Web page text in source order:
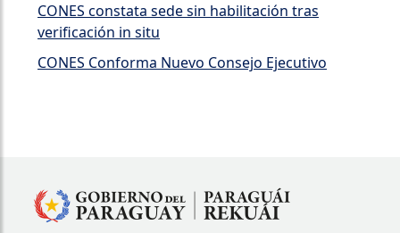
CONES constata sede sin habilitación tras
verificación in situ
CONES Conforma Nuevo Consejo Ejecutivo